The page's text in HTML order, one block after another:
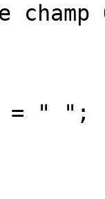
= " ";